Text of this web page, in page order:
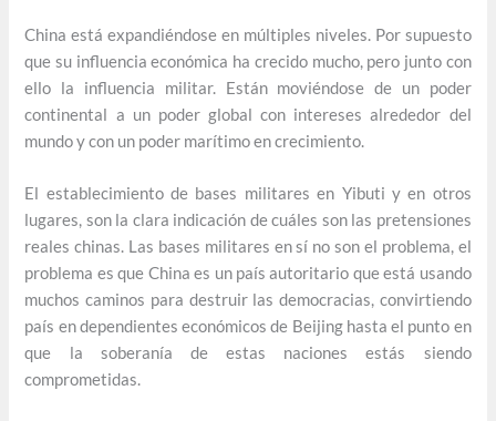
China está expandiéndose en múltiples niveles. Por supuesto
que su influencia económica ha crecido mucho, pero junto con
ello la influencia militar. Están moviéndose de un poder
continental a un poder global con intereses alrededor del
mundo y con un poder marítimo en crecimiento.
El establecimiento de bases militares en Yibuti y en otros
lugares, son la clara indicación de cuáles son las pretensiones
reales chinas. Las bases militares en sí no son el problema, el
problema es que China es un país autoritario que está usando
muchos caminos para destruir las democracias, convirtiendo
país en dependientes económicos de Beijing hasta el punto en
que la soberanía de estas naciones estás siendo
comprometidas.